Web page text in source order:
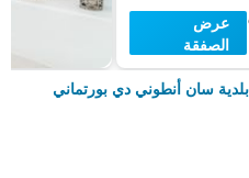
عرض
الصفقة
سان أنطوني دي بورتماني